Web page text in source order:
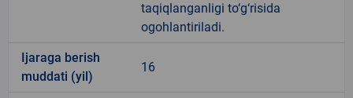
taqiqlanganligi to‘g‘risida
ogohlantiriladi.
Ijaraga berish
muddati (yil)
16